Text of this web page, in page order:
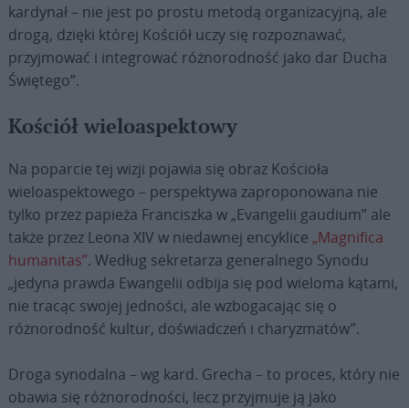
kardynał – nie jest po prostu metodą organizacyjną, ale
drogą, dzięki której Kościół uczy się rozpoznawać,
przyjmować i integrować różnorodność jako dar Ducha
Świętego”.
Kościół wieloaspektowy
Na poparcie tej wizji pojawia się obraz Kościoła
wieloaspektowego – perspektywa zaproponowana nie
tylko przez papieża Franciszka w „Evangelii gaudium” ale
także przez Leona XIV w niedawnej encyklice „Magnifica
humanitas”. Według sekretarza generalnego Synodu
„jedyna prawda Ewangelii odbija się pod wieloma kątami,
nie tracąc swojej jedności, ale wzbogacając się o
różnorodność kultur, doświadczeń i charyzmatów”.
Droga synodalna – wg kard. Grecha – to proces, który nie
obawia się różnorodności, lecz przyjmuje ją jako